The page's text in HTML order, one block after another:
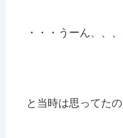
・・・うーん、、、
と当時は思ってたの